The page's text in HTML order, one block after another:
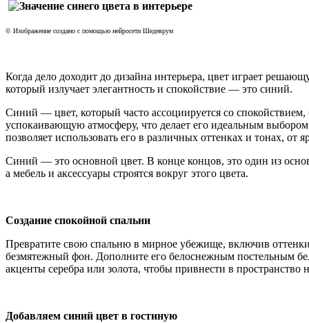
© Изображение создано с помощью нейросети Шедеврум
Когда дело доходит до дизайна интерьера, цвет играет
который излучает элегантность и спокойствие — это синий.
Синий — цвет, который часто ассоциируется со
успокаивающую атмосферу, что делает его идеальным
позволяет использовать его в различных оттенках и тонах,
Синий — это основной цвет. В конце концов, это один из
а мебель и аксессуары строятся вокруг этого цвета.
Создание спокойной спальни
Превратите свою спальню в мирное убежище, включив
безмятежный фон. Дополните его белоснежным постельным
акценты серебра или золота, чтобы привнести в пространство
Добавляем синий цвет в гостиную